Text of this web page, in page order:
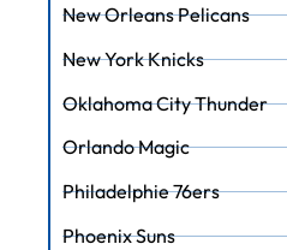
New Orleans Pelicans
New York Knicks
Oklahoma City Thunder
Orlando Magic
Philadelphie 76ers
Phoenix Suns